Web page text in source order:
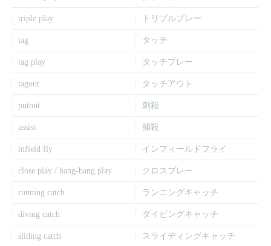
triple play トリプルプレー
tag タッチ
tag play タッチプレー
tagout タッチアウト
putout 刺殺
assist 捕殺
infield fly インフィールドフライ
close play / bang-bang play クロスプレー
running catch ランニングキャッチ
diving catch ダイビングキャッチ
sliding catch スライディングキャッチ